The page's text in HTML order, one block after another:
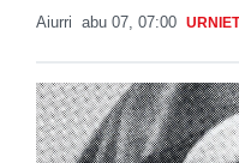
Aiurri abu 07, 07:00